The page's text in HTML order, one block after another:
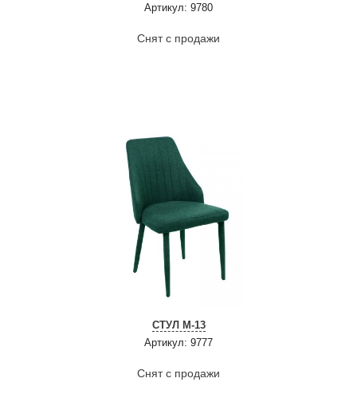
Артикул: 9780
Снят с продажи
СТУЛ M-13
Артикул: 9777
Снят с продажи